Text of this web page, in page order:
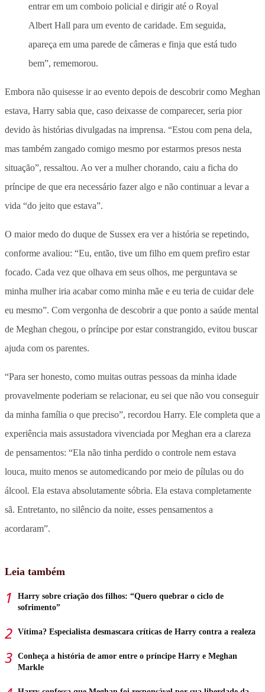
entrar em um comboio policial e dirigir até o Royal
Albert Hall para um evento de caridade. Em seguida,
apareça em uma parede de câmeras e finja que está tudo
bem”, rememorou.
Embora não quisesse ir ao evento depois de descobrir como Meghan
estava, Harry sabia que, caso deixasse de comparecer, seria pior
devido às histórias divulgadas na imprensa. “Estou com pena dela,
mas também zangado comigo mesmo por estarmos presos nesta
situação”, ressaltou. Ao ver a mulher chorando, caiu a ficha do
príncipe de que era necessário fazer algo e não continuar a levar a
vida “do jeito que estava”.
O maior medo do duque de Sussex era ver a história se repetindo,
conforme avaliou: “Eu, então, tive um filho em quem prefiro estar
focado. Cada vez que olhava em seus olhos, me perguntava se
minha mulher iria acabar como minha mãe e eu teria de cuidar dele
eu mesmo”. Com vergonha de descobrir a que ponto a saúde mental
de Meghan chegou, o príncipe por estar constrangido, evitou buscar
ajuda com os parentes.
“Para ser honesto, como muitas outras pessoas da minha idade
provavelmente poderiam se relacionar, eu sei que não vou conseguir
da minha família o que preciso”, recordou Harry. Ele completa que a
experiência mais assustadora vivenciada por Meghan era a clareza
de pensamentos: “Ela não tinha perdido o controle nem estava
louca, muito menos se automedicando por meio de pílulas ou do
álcool. Ela estava absolutamente sóbria. Ela estava completamente
sã. Entretanto, no silêncio da noite, esses pensamentos a
acordaram”.
Leia também
Harry sobre criação dos filhos: “Quero quebrar o ciclo de
sofrimento”
Vítima? Especialista desmascara críticas de Harry contra a realeza
Conheça a história de amor entre o príncipe Harry e Meghan
Markle